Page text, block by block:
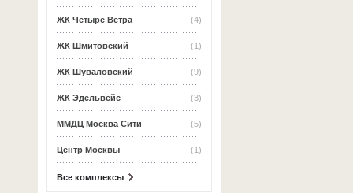
(4)
ЖК Четыре Ветра
(1)
ЖК Шмитовский
(9)
ЖК Шуваловский
(3)
ЖК Эдельвейс
(5)
ММДЦ Москва Сити
(1)
Центр Москвы
Все комплексы